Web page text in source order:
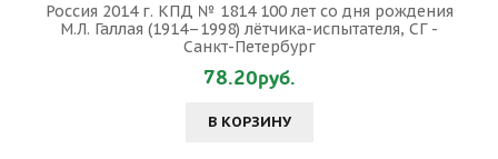
Россия 2014 г. КПД № 1814 100 лет со дня рождения
М.Л. Галлая (1914–1998) лётчика-испытателя, СГ -
Санкт-Петербург
78.20руб.
В КОРЗИНУ